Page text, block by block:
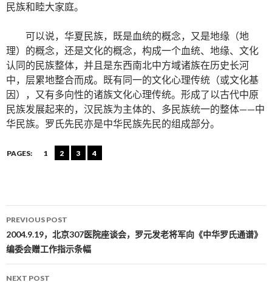
民族和睦大家庭。
可以说，华夏民族，既是血统的概念，又是地缘（地
理）的概念，还是文化的概念，构成一个血统、地缘、文化
认同的民族整体，并且是东西南北中方域诸族在历史长河
中，层累地整合而成。既有同一的文化心理传统（或文化基
因），又有多向性的诸族文化心理传统。形成了以古代中原
民族发展起来的，汉民族为主体的、多民族统一的整体——中
华民族。罗氏先民亦是中华民族先民的组成部分。
PAGES: 1 2 3 4
Post navigation
PREVIOUS POST
2004.9.19，北京307医院座谈会，罗元发老将军向《中华罗氏通谱》
编委会赠工作指示条幅
NEXT POST